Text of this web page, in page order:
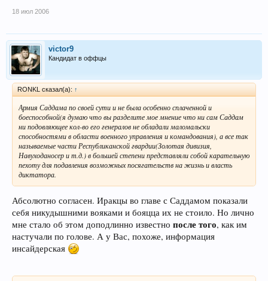
18 июл 2006
victor9
Кандидат в оффцы
RONKL сказал(а): ↑
Армия Саддама по своей сути и не была особенно сплаченной и
боеспособной(я думаю что вы разделите мое мнение что ни сам Саддам
ни подовляющее кол-во его генералов не обладали маломальски
способностями в области военного управления и командования), а все так
называемые части Республиканской гвардии(Золотая дивизия,
Навуходаносер и т.д.) в большей степени представляли собой карательную
пехоту для подавления возможных посягательств на жизнь и власть
диктатора.
Абсолютно согласен. Иракцы во главе с Саддамом показали
себя никудышними вояками и бояцца их не стоило. Но лично
мне стало об этом доподлинно известно после того, как им
настучали по голове. А у Вас, похоже, информация
инсайдерская